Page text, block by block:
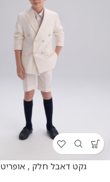
גקט דאבל חלק , אופריט